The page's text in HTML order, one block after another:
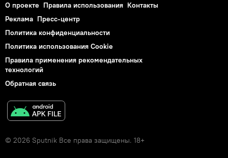
О проекте Правила использования Контакты
Реклама Пресс-центр
Политика конфиденциальности
Политика использования Cookie
Правила применения рекомендательных
технологий
Обратная связь
© 2026 Sputnik Все права защищены. 18+